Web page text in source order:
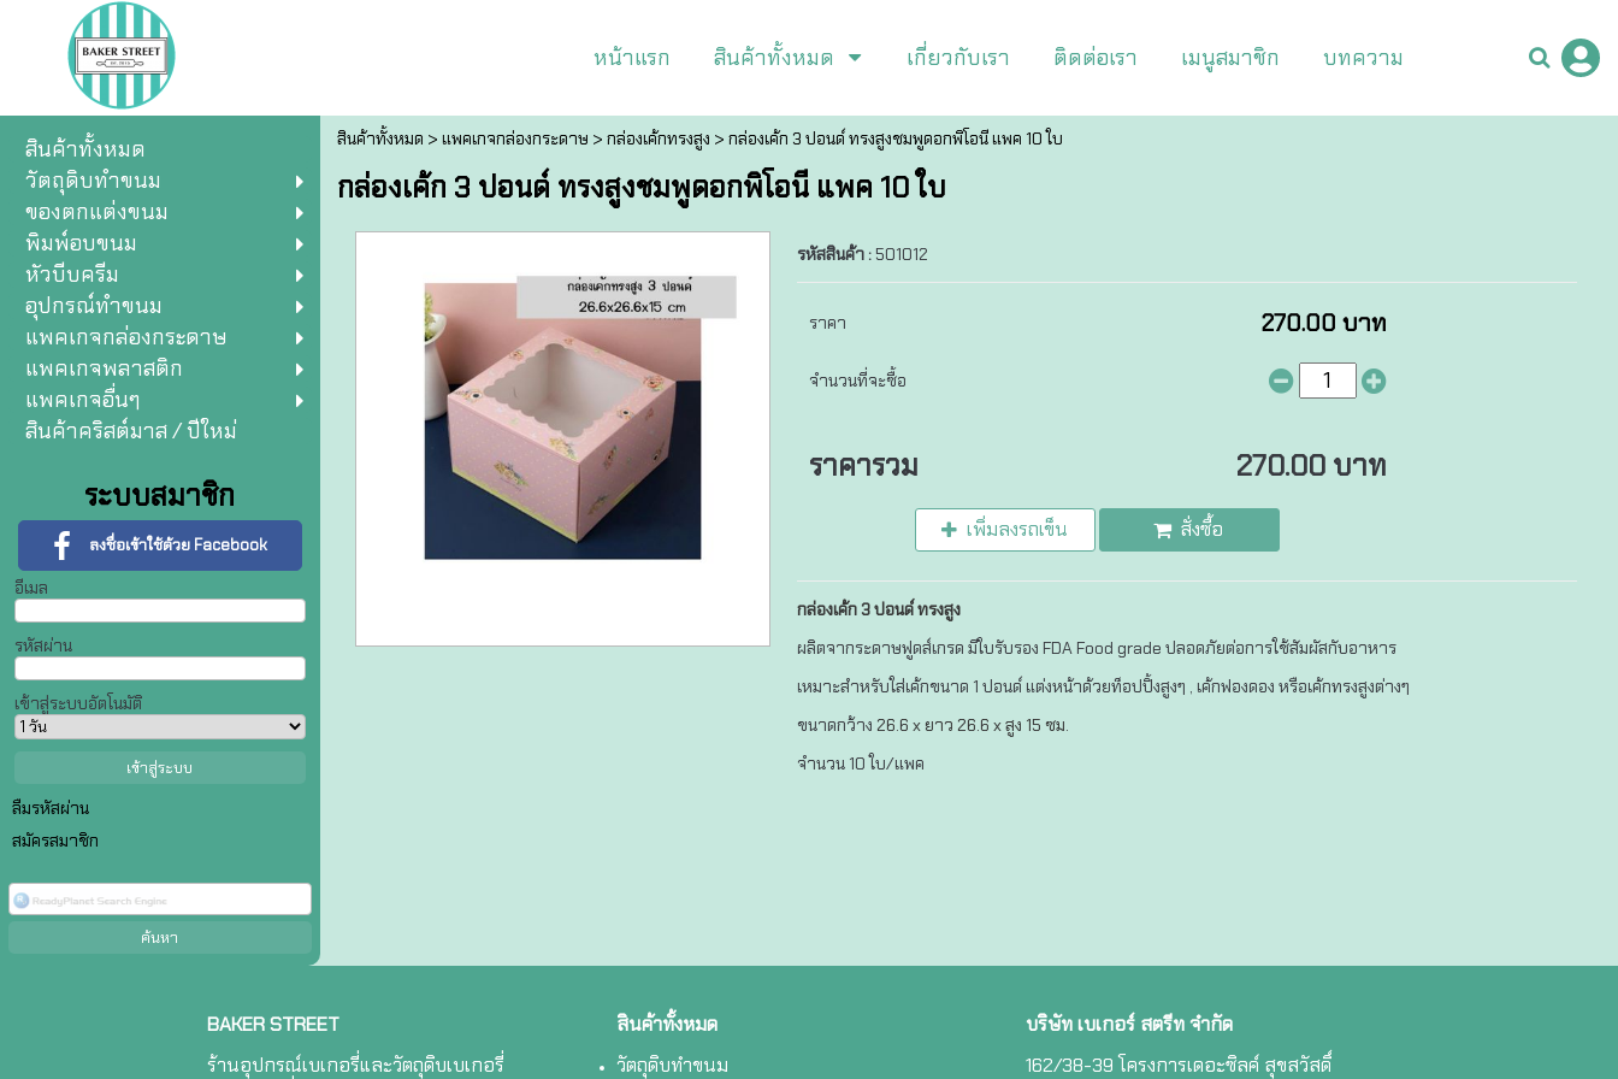
หน้าแรก สินค้าทั้งหมด เกี่ยวกับเรา ติดต่อเรา เมนูสมาชิก บทความ
สินค้าทั้งหมด
วัตถุดิบทำขนม
ของตกแต่งขนม
พิมพ์อบขนม
หัวบีบครีม
อุปกรณ์ทำขนม
แพคเกจกล่องกระดาษ
แพคเกจพลาสติก
แพคเกจอื่นๆ
สินค้าคริสต์มาส / ปีใหม่
ระบบสมาชิก
ลงชื่อเข้าใช้ด้วย Facebook
อีเมล
รหัสผ่าน
เข้าสู่ระบบอัตโนมัติ
ลืมรหัสผ่าน
สมัครสมาชิก
สินค้าทั้งหมด > แพคเกจกล่องกระดาษ > กล่องเค้กทรงสูง > กล่องเค้ก 3 ปอนด์ ทรงสูงชมพูดอกพิโอนี แพค 10 ใบ
กล่องเค้ก 3 ปอนด์ ทรงสูงชมพูดอกพิโอนี แพค 10 ใบ
รหัสสินค้า : 501012
ราคา 270.00 บาท
จำนวนที่จะซื้อ
ราคารวม 270.00 บาท
เพิ่มลงรถเข็น สั่งซื้อ
กล่องเค้ก 3 ปอนด์ ทรงสูง
ผลิตจากระดาษฟูดส์เกรด มีใบรับรอง FDA Food grade ปลอดภัยต่อการใช้สัมผัสกับอาหาร
เหมาะสำหรับใส่เค้กขนาด 1 ปอนด์ แต่งหน้าด้วยท็อปปิ้งสูงๆ , เค้กฟองดอง หรือเค้กทรงสูงต่างๆ
ขนาดกว้าง 26.6 x ยาว 26.6 x สูง 15 ซม.
จำนวน 10 ใบ/แพค
BAKER STREET
ร้านอุปกรณ์เบเกอรี่และวัตถุดิบเบเกอรี่
สินค้าทั้งหมด
วัตถุดิบทำขนม
บริษัท เบเกอร์ สตรีท จำกัด
162/38-39 โครงการเดอะซิลค์ สุขสวัสดิ์